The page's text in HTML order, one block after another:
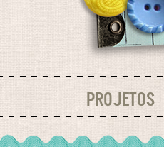
PROJETOS